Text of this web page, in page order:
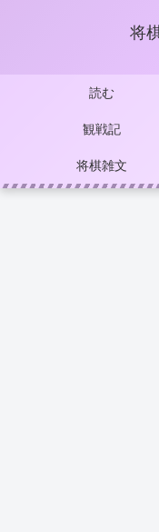
将
読む
観戦記
将棋雑文